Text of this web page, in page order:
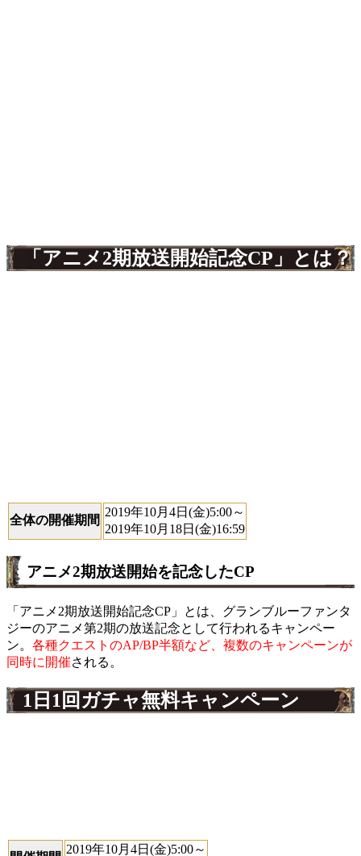
「アニメ2期放送開始記念CP」とは？
全体の開催期間
2019年10月4日(金)5:00～
2019年10月18日(金)16:59
アニメ2期放送開始を記念したCP
「アニメ2期放送開始記念CP」とは、グランブルーファンタ
ジーのアニメ第2期の放送記念として行われるキャンペー
ン。 各種クエストのAP/BP半額など、複数のキャンペーンが
同時に開催される。
1日1回ガチャ無料キャンペーン
2019年10月4日(金)5:00～